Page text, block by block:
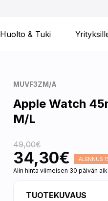
Huolto & Tuki
MUVF3ZM/A
Apple Watch
M/L
49,00€
34,30€ ALENNUS
Alin hinta viimeisen 30 päivän
TUOTEKUVAUS